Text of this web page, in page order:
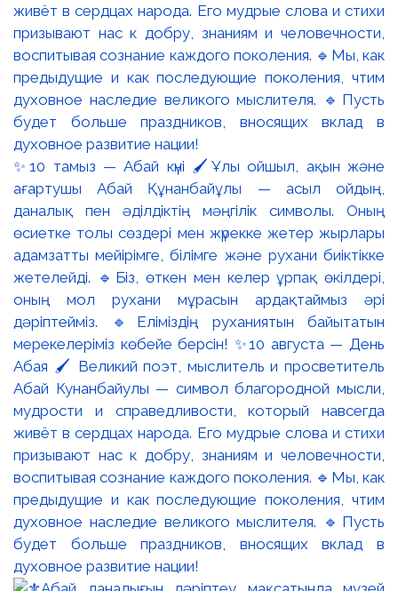
✨10 тамыз — Абай күні 🖌️Ұлы ойшыл, ақын және
ағартушы Абай Құнанбайұлы — асыл ойдың,
даналық пен әділдіктің мәңгілік символы. Оның
өсиетке толы сөздері мен жүрекке жетер жырлары
адамзатты мейірімге, білімге және рухани биіктікке
жетелейді. 🔹Біз, өткен мен келер ұрпақ өкілдері,
оның мол рухани мұрасын ардақтаймыз әрі
дәріптейміз. 🔹Еліміздің руханиятын байытатын
мерекелеріміз көбейе берсін! ✨10 августа — День
Абая 🖌️ Великий поэт, мыслитель и просветитель
Абай Кунанбайулы — символ благородной мысли,
мудрости и справедливости, который навсегда
живёт в сердцах народа. Его мудрые слова и стихи
призывают нас к добру, знаниям и человечности,
воспитывая сознание каждого поколения. 🔹Мы, как
предыдущие и как последующие поколения, чтим
духовное наследие великого мыслителя. 🔹Пусть
будет больше праздников, вносящих вклад в
духовное развитие нации!